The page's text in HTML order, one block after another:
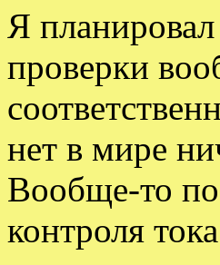
Я
проверки
нет в мире
Вообще-то
контроля